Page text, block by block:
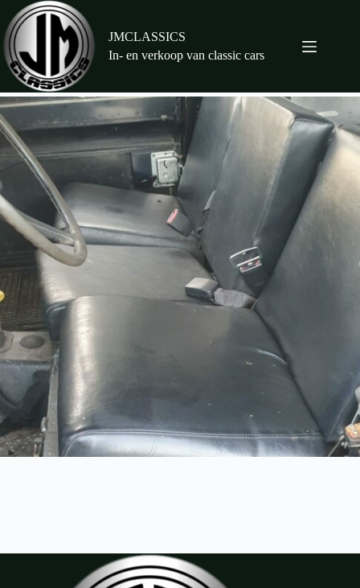
naar
de
inhoud
JMCLASSICS
In- en verkoop van classic cars